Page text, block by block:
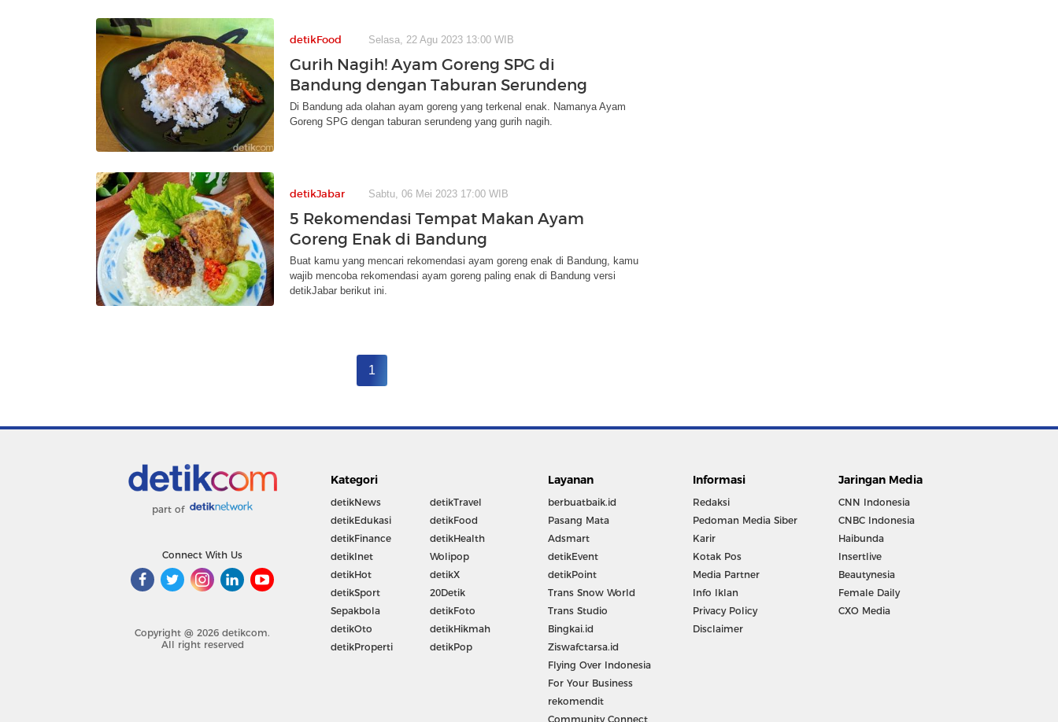
detikFood Selasa, 22 Agu 2023 13:00 WIB
Gurih Nagih! Ayam Goreng SPG di
Bandung dengan Taburan Serundeng
Di Bandung ada olahan ayam goreng yang terkenal enak. Namanya Ayam
Goreng SPG dengan taburan serundeng yang gurih nagih.
detikJabar Sabtu, 06 Mei 2023 17:00 WIB
5 Rekomendasi Tempat Makan Ayam
Goreng Enak di Bandung
Buat kamu yang mencari rekomendasi ayam goreng enak di Bandung, kamu
wajib mencoba rekomendasi ayam goreng paling enak di Bandung versi
detikJabar berikut ini.
1
part of
Connect With Us
Copyright @ 2026 detikcom.
All right reserved
Kategori
detikNews
detikEdukasi
detikFinance
detikInet
detikHot
detikSport
Sepakbola
detikOto
detikProperti
detikTravel
detikFood
detikHealth
Wolipop
detikX
20Detik
detikFoto
detikHikmah
detikPop
Layanan
berbuatbaik.id
Pasang Mata
Adsmart
detikEvent
detikPoint
Trans Snow World
Trans Studio
Bingkai.id
Ziswafctarsa.id
Flying Over Indonesia
For Your Business
rekomendit
Community Connect
Informasi
Redaksi
Pedoman Media Siber
Karir
Kotak Pos
Media Partner
Info Iklan
Privacy Policy
Disclaimer
Jaringan Media
CNN Indonesia
CNBC Indonesia
Haibunda
Insertlive
Beautynesia
Female Daily
CXO Media